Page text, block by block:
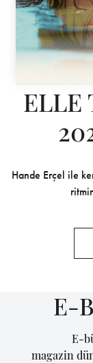
ELLE
Hande Erçel ile
E-
E-
magazin